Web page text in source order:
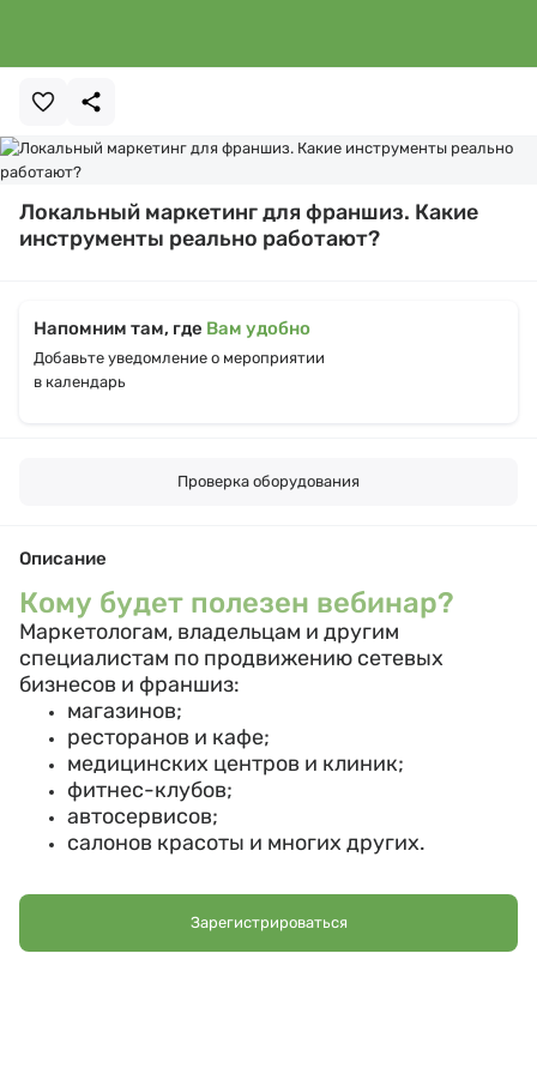
Локальный маркетинг для франшиз. Какие
инструменты реально работают?
Напомним там, где Вам удобно
Добавьте уведомление о мероприятии
в календарь
Проверка оборудования
Описание
Кому будет полезен вебинар?
Маркетологам, владельцам и другим
специалистам по продвижению сетевых
бизнесов и франшиз:
магазинов;
ресторанов и кафе;
медицинских центров и клиник;
фитнес-клубов;
автосервисов;
салонов красоты и многих других.
Ответим на главные вопросы о
продвижении франшиз:
Зарегистрироваться